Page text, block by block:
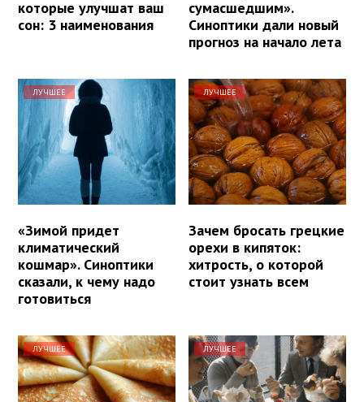
которые улучшат ваш
сон: 3 наименования
сумасшедшим».
Синоптики дали новый
прогноз на начало лета
ЛУЧШЕЕ
«Зимой придет
климатический
кошмар». Синоптики
сказали, к чему надо
готовиться
ЛУЧШЕЕ
Зачем бросать грецкие
орехи в кипяток:
хитрость, о которой
стоит узнать всем
ЛУЧШЕЕ ЛУЧШЕЕ